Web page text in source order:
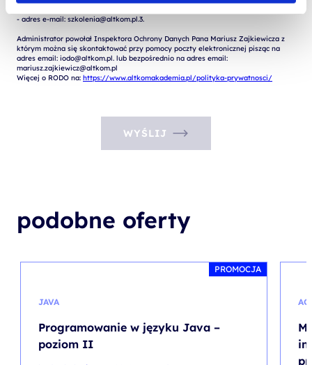
- adres e-mail: szkolenia@altkom.pl.3.
Administrator powołał Inspektora Ochrony Danych Pana Mariusz Zajkiewicza z
którym można się skontaktować przy pomocy poczty elektronicznej pisząc na
adres email: iodo@altkom.pl. lub bezpośrednio na adres email:
mariusz.zajkiewicz@altkom.pl
Więcej o RODO na: https://www.altkomakademia.pl/polityka-prywatnosci/
WYŚLIJ
podobne oferty
PROMOCJA
JAVA
Programowanie w języku Java –
poziom II